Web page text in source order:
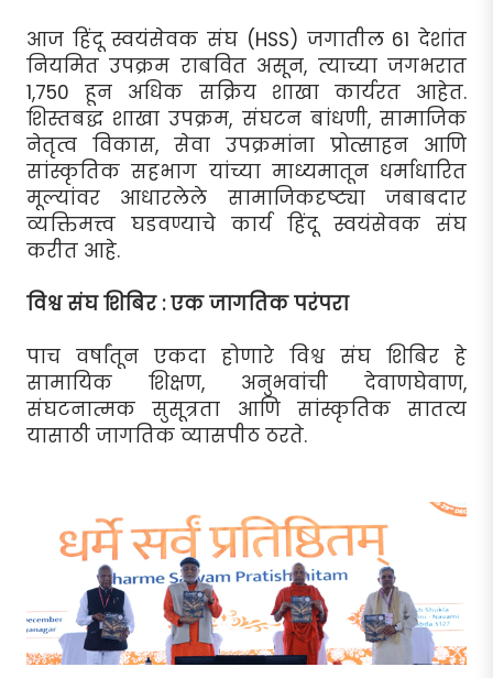
आज हिंदू स्वयंसेवक संघ (HSS) जगातील 61 देशांत
नियमित उपक्रम राबवित असून, त्याच्या जगभरात
1,750 हून अधिक सक्रिय शाखा कार्यरत आहेत.
शिस्तबद्ध शाखा उपक्रम, संघटन बांधणी, सामाजिक
नेतृत्व विकास, सेवा उपक्रमांना प्रोत्साहन आणि
सांस्कृतिक सहभाग यांच्या माध्यमातून धर्माधारित
मूल्यांवर आधारलेले सामाजिकदृष्ट्या जबाबदार
व्यक्तिमत्त्व घडवण्याचे कार्य हिंदू स्वयंसेवक संघ
करीत आहे.
विश्व संघ शिबिर : एक जागतिक परंपरा
पाच वर्षांतून एकदा होणारे विश्व संघ शिबिर हे
सामायिक शिक्षण, अनुभवांची देवाणघेवाण,
संघटनात्मक सुसूत्रता आणि सांस्कृतिक सातत्य
यासाठी जागतिक व्यासपीठ ठरते.